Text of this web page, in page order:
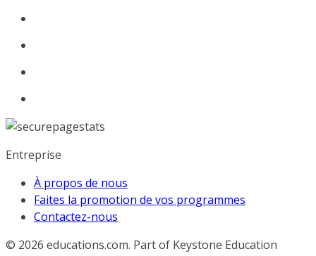
Entreprise
À propos de nous
Faites la promotion de vos programmes
Contactez-nous
© 2026 educations.com. Part of Keystone Education